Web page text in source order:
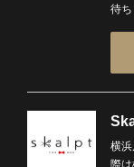
待ち
横
際